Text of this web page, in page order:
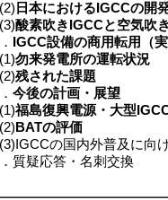
日本におけるIGCCの開
酸素吹きIGCCと空気吹
IGCC設備の商用転用（
勿来発電所の運転状況
残された課題
今後の計画・展望
福島復興電源・大型
BATの評価
の国内外普及に向
質疑応答・名刺交換